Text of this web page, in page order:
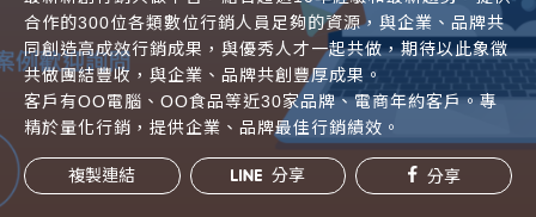
常見問題
帳款轉讓
企業專案融資
房屋副擔保融資
合作的300位各類數位行銷人員足夠的資源，與企業、品牌共
同創造高成效行銷成果，與優秀人才一起共做，期待以此象徵
共做團結豐收，與企業、品牌共創豐厚成果。
客戶有OO電腦、OO食品等近30家品牌、電商年約客戶。專
精於量化行銷，提供企業、品牌最佳行銷績效。
複製連結 分享 分享